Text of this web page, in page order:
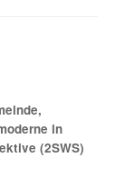
in
(2SWS)